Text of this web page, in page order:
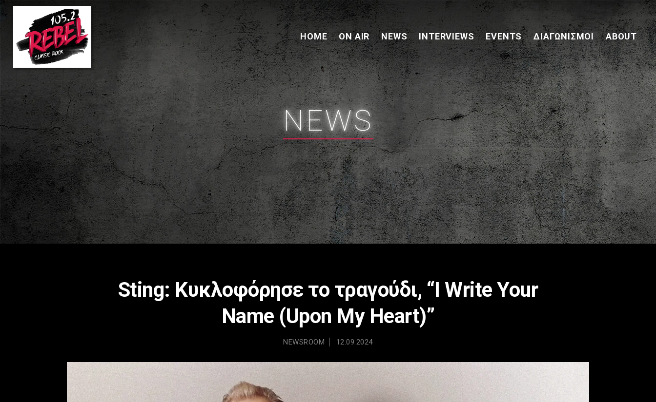
HOME ON AIR NEWS INTERVIEWS EVENTS ΔΙΑΓΩΝΙΣΜΟΊ ABOUT
NEWS
Sting: Κυκλοφόρησε το τραγούδι, “I Write Your
Name (Upon My Heart)”
NEWSROOM 12.09.2024